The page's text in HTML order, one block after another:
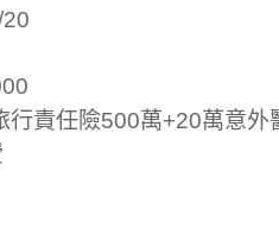
行責任險500萬+20萬意外